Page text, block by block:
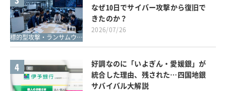
標的型攻撃・ランサムウェア対策
なぜ10日でサイバー攻撃から復旧で
きたのか？
2026/07/26
4
好調なのに「いよぎん・愛媛銀」が
統合した理由、残された…四国地銀
サバイバル大解説